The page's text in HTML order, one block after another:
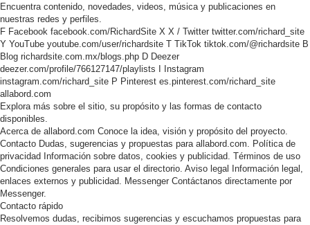
Encuentra contenido, novedades, videos, música y publicaciones en
nuestras redes y perfiles.
F Facebook facebook.com/RichardSite X X / Twitter twitter.com/richard_site
Y YouTube youtube.com/user/richardsite T TikTok tiktok.com/@richardsite B
Blog richardsite.com.mx/blogs.php D Deezer
deezer.com/profile/766127147/playlists
Instagram
instagram.com/richard_site P Pinterest es.pinterest.com/richard_site
allabord.com
Explora más sobre el sitio, su propósito y las formas de contacto
disponibles.
Acerca de allabord.com Conoce la idea, visión y propósito del proyecto.
Contacto Dudas, sugerencias y propuestas para allabord.com. Política de
privacidad Información sobre datos, cookies y publicidad. Términos de uso
Condiciones generales para usar el directorio. Aviso legal
Información legal,
enlaces externos y publicidad. Messenger Contáctanos directamente por
Messenger.
Contacto rápido
Resolvemos dudas, recibimos sugerencias y escuchamos propuestas para